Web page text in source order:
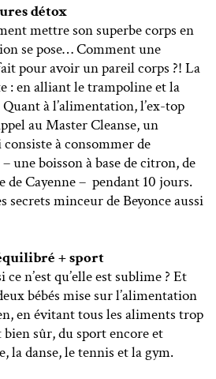
détox
mettre son superbe corps en
se pose… Comment une
pour avoir un pareil corps ?! La
: en alliant le trampoline et la
à l’alimentation, l’ex-top
au Master Cleanse, un
à consommer de
une boisson à base de citron, de
de Cayenne – pendant 10 jours.
secrets minceur de Beyonce aussi
+ sport
n’est qu’elle est sublime ? Et
bébés mise sur l’alimentation
en évitant tous les aliments trop
sûr, du sport encore et
la danse, le tennis et la gym.